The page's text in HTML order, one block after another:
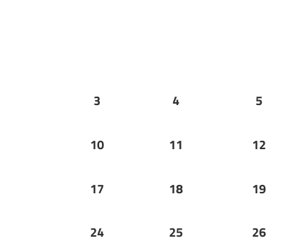
3 4 5
10 11 12
17 18 19
24 25 26